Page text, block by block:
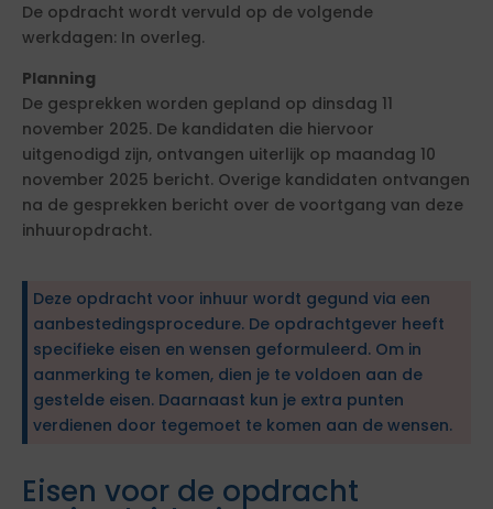
De opdracht wordt vervuld op de volgende
werkdagen: In overleg.
Planning
De gesprekken worden gepland op dinsdag 11
november 2025. De kandidaten die hiervoor
uitgenodigd zijn, ontvangen uiterlijk op maandag 10
november 2025 bericht. Overige kandidaten ontvangen
na de gesprekken bericht over de voortgang van deze
inhuuropdracht.
Deze opdracht voor inhuur wordt gegund via een
aanbestedingsprocedure. De opdrachtgever heeft
specifieke eisen en wensen geformuleerd. Om in
aanmerking te komen, dien je te voldoen aan de
gestelde eisen. Daarnaast kun je extra punten
verdienen door tegemoet te komen aan de wensen.
Eisen voor de opdracht